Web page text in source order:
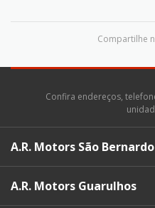
Compartilhe
Confira endereços,
A.R. Motors São
A.R. Motors Guarulhos